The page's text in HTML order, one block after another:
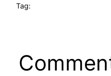
Tag: